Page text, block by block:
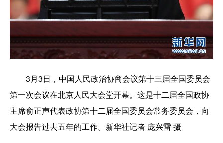
3月3日，中国人民政治协商会议第十三届全国委员会
第一次会议在北京人民大会堂开幕。这是十二届全国政协
主席俞正声代表政协第十二届全国委员会常务委员会，向
大会报告过去五年的工作。新华社记者 庞兴雷 摄